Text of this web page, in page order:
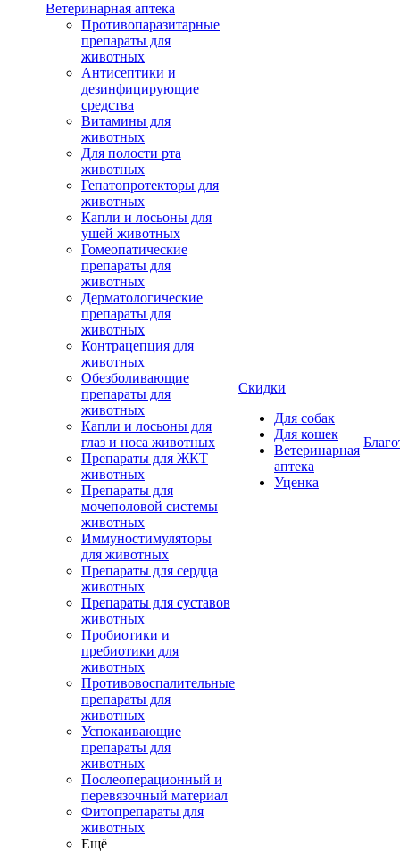
Ветеринарная аптека
Противопаразитарные
препараты для
животных
Антисептики и
дезинфицирующие
средства
Витамины для
животных
Для полости рта
животных
Гепатопротекторы для
животных
Капли и лосьоны для
ушей животных
Гомеопатические
препараты для
животных
Дерматологические
препараты для
животных
Контрацепция для
животных
Обезболивающие
препараты для
животных
Капли и лосьоны для
глаз и носа животных
Препараты для ЖКТ
животных
Препараты для
мочеполовой системы
животных
Иммуностимуляторы
для животных
Препараты для сердца
животных
Препараты для суставов
животных
Пробиотики и
пребиотики для
животных
Противовоспалительные
препараты для
животных
Успокаивающие
препараты для
животных
Послеоперационный и
перевязочный материал
Фитопрепараты для
животных
Ещё
Скидки
Для собак
Для кошек
Ветеринарная
аптека
Уценка